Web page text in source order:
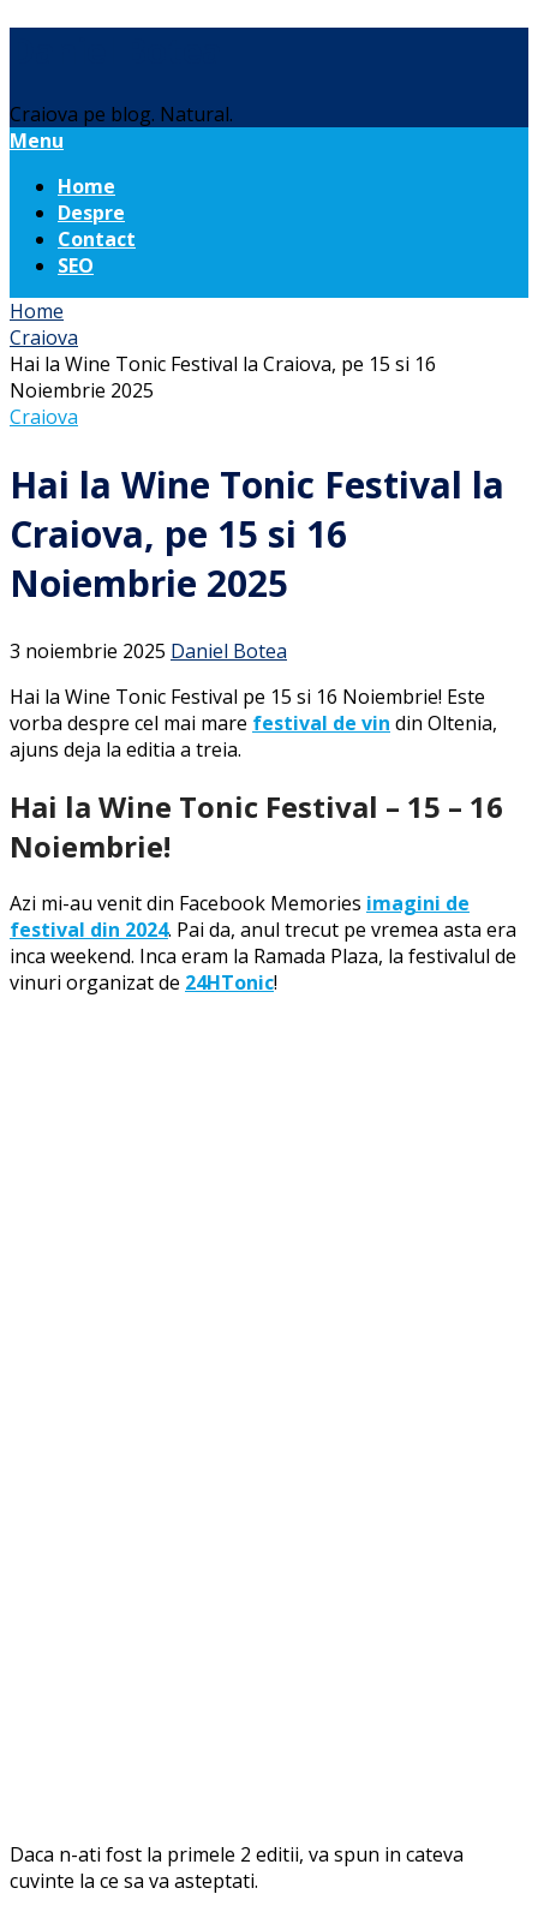
Craiova pe blog. Natural.
Menu
Home
Despre
Contact
SEO
Home
Craiova
Hai la Wine Tonic Festival la Craiova, pe 15 si 16
Noiembrie 2025
Craiova
Hai la Wine Tonic Festival la
Craiova, pe 15 si 16
Noiembrie 2025
3 noiembrie 2025 Daniel Botea
Hai la Wine Tonic Festival pe 15 si 16 Noiembrie! Este
vorba despre cel mai mare festival de vin din Oltenia,
ajuns deja la editia a treia.
Hai la Wine Tonic Festival – 15 – 16
Noiembrie!
Azi mi-au venit din Facebook Memories imagini de
festival din 2024. Pai da, anul trecut pe vremea asta era
inca weekend. Inca eram la Ramada Plaza, la festivalul de
vinuri organizat de 24HTonic!
Daca n-ati fost la primele 2 editii, va spun in cateva
cuvinte la ce sa va asteptati.